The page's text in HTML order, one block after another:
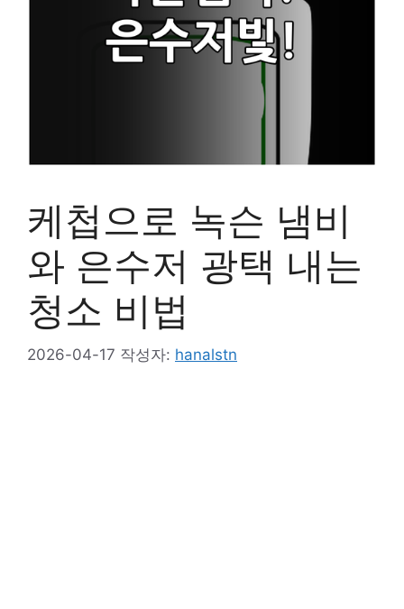
케첩으로 녹슨 냄비
와 은수저 광택 내는
청소 비법
2026-04-17 작성자: hanalstn